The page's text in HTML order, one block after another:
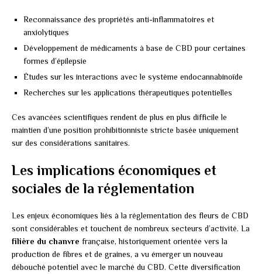
Reconnaissance des propriétés anti-inflammatoires et
anxiolytiques
Développement de médicaments à base de CBD pour certaines
formes d’épilepsie
Études sur les interactions avec le système endocannabinoïde
Recherches sur les applications thérapeutiques potentielles
Ces avancées scientifiques rendent de plus en plus difficile le
maintien d’une position prohibitionniste stricte basée uniquement
sur des considérations sanitaires.
Les implications économiques et
sociales de la réglementation
Les enjeux économiques liés à la réglementation des fleurs de CBD
sont considérables et touchent de nombreux secteurs d’activité. La
filière du chanvre française, historiquement orientée vers la
production de fibres et de graines, a vu émerger un nouveau
débouché potentiel avec le marché du CBD. Cette diversification